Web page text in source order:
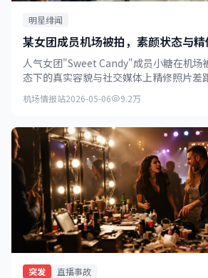
明星绯闻
某女团成员机场被拍，素颜状态与
人气女团"Sweet Candy"成员小糖在机场
态下的真实容貌与社交媒体上精修照片差
议。
机场情报站2026-05-06 9.2万
突发 直播事故